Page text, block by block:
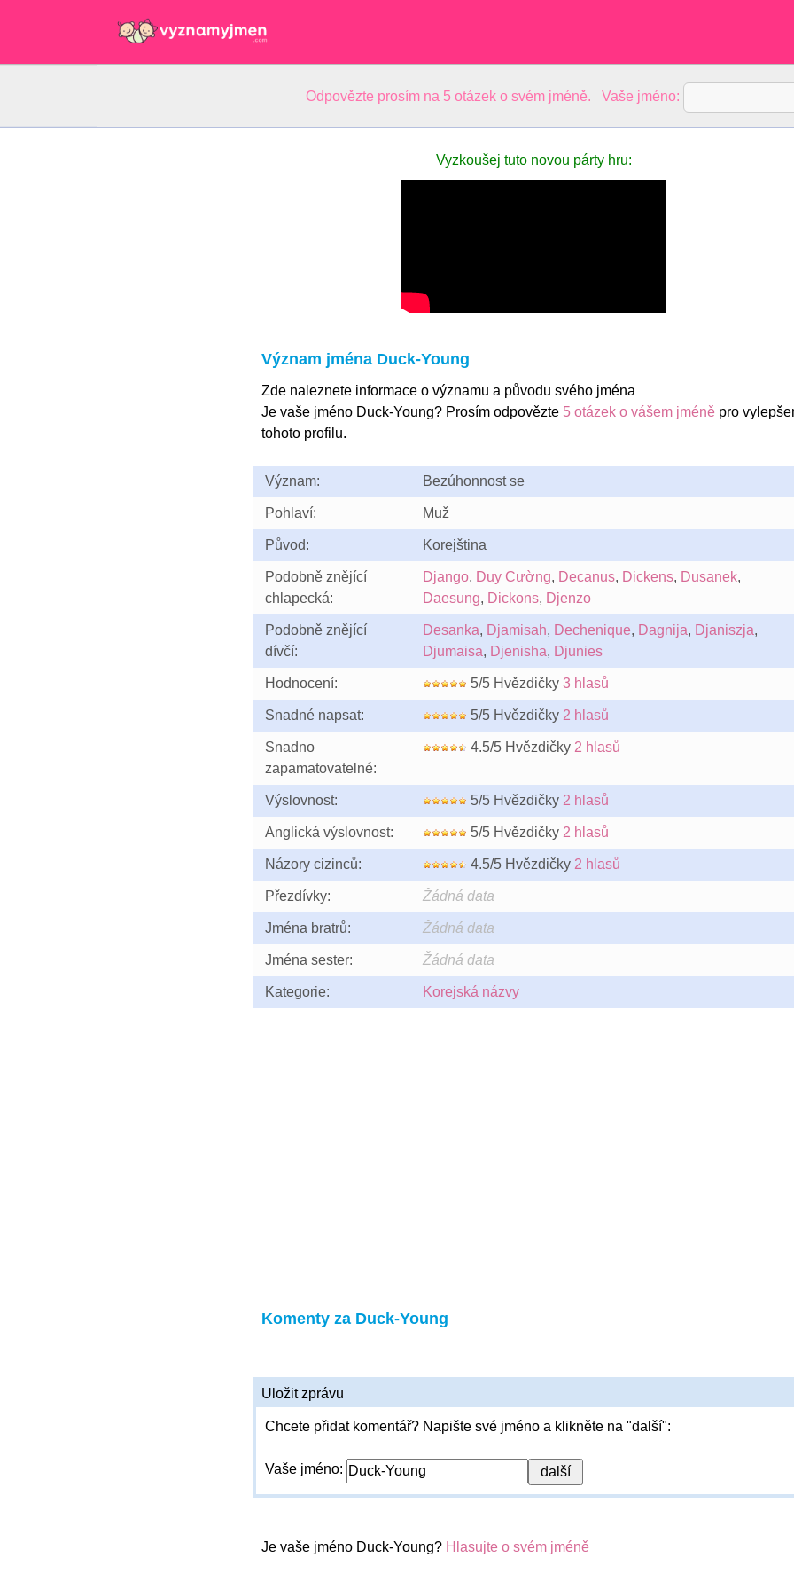
Odpovězte prosím na 5 otázek o svém jméně. Vaše jméno:
Vyzkoušej tuto novou párty hru:
Význam jména Duck-Young
Zde naleznete informace o významu a původu svého jména
Je vaše jméno Duck-Young? Prosím odpovězte 5 otázek o vášem jméněpro
tohoto profilu.
Význam: Bezúhonnost se
Pohlaví: Muž
Původ: Korejština
Podobně znějící
chlapecká:
Django, Duy Cường, Decanus, Dickens, Dusanek,
Daesung, Dickons, Djenzo
Podobně znějící
dívčí:
Desanka, Djamisah, Dechenique, Dagnija, Djaniszja,
Djumaisa, Djenisha, Djunies
Hodnocení: 5/5 Hvězdičky 3 hlasů
Snadné napsat: 5/5 Hvězdičky 2 hlasů
Snadno
zapamatovatelné:
4.5/5 Hvězdičky 2 hlasů
Výslovnost: 5/5 Hvězdičky 2 hlasů
Anglická výslovnost: 5/5 Hvězdičky 2 hlasů
Názory cizinců: 4.5/5 Hvězdičky 2 hlasů
Přezdívky: Žádná data
Jména bratrů: Žádná data
Jména sester: Žádná data
Kategorie: Korejská názvy
Komenty za Duck-Young
Uložit zprávu
Chcete přidat komentář? Napište své jméno a klikněte na "další":
Vaše jméno:
Je vaše jméno Duck-Young? Hlasujte o svém jméně